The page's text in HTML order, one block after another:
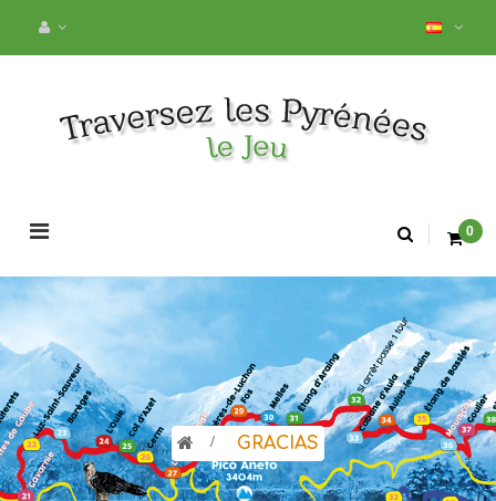
Navegación
palanca
0
> GRACIAS